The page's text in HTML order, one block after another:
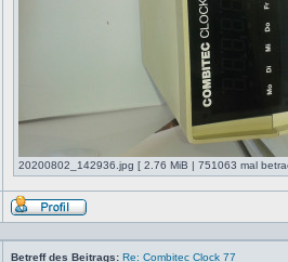
20200802_142936.jpg [ 2.76 MiB | 751063 mal
Profil
Betreff des Beitrags: Re: Combitec Clock 77